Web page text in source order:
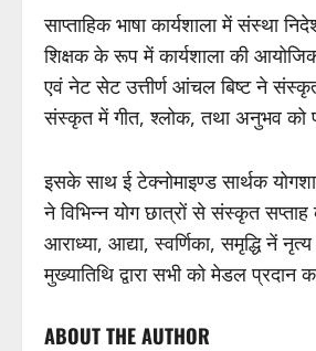
साप्ताहिक भाषा कार्यशाला में संस्था
शिक्षक के रूप में कार्यशाला की
एवं नेट सेट उत्तीर्ण आंचल बिष्ट ने
संस्कृत में गीत, श्लोक, तथा अनुभव को
इसके साथ ई टेक्नोमाइण्ड सार्थक
ने विभिन्न योग छात्रों से संस्कृत
आराध्या, आद्या, स्वर्णिका, समृद्धि नें
मुख्यातिथि द्वारा सभी को मेडल प्रदान
ABOUT THE AUTHOR